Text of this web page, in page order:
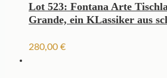
Lot 523: Fontana Arte
Grande, ein KLassiker aus
280,00 €